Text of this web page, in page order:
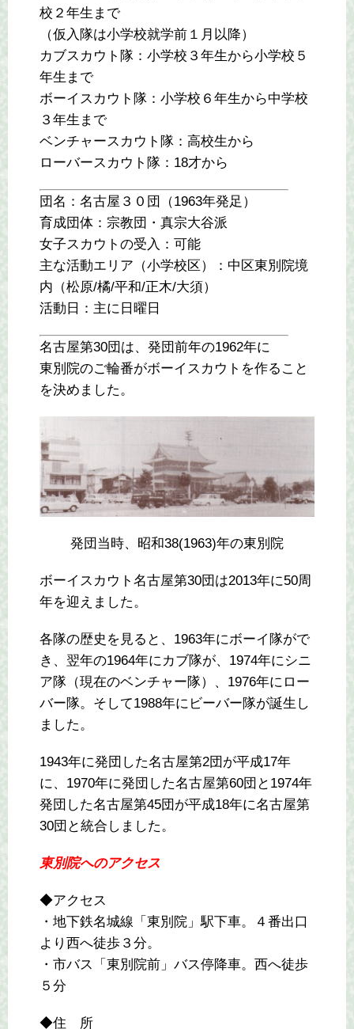
校２年生まで
（仮入隊は小学校就学前１月以降）
カブスカウト隊：小学校３年生から小学校５
年生まで
ボーイスカウト隊：小学校６年生から中学校
３年生まで
ベンチャースカウト隊：高校生から
ローバースカウト隊：18才から
団名：名古屋３０団（1963年発足）
育成団体：宗教団・真宗大谷派
女子スカウトの受入：可能
主な活動エリア（小学校区）：中区東別院境
内（松原/橘/平和/正木/大須）
活動日：主に日曜日
名古屋第30団は、発団前年の1962年に
東別院のご輪番がボーイスカウトを作ること
を決めました。
発団当時、昭和38(1963)年の東別院
ボーイスカウト名古屋第30団は2013年に50周
年を迎えました。
各隊の歴史を見ると、1963年にボーイ隊がで
き、翌年の1964年にカブ隊が、1974年にシニ
ア隊（現在のベンチャー隊）、1976年にロー
バー隊。そして1988年にビーバー隊が誕生し
ました。
1943年に発団した名古屋第2団が平成17年
に、1970年に発団した名古屋第60団と1974年
発団した名古屋第45団が平成18年に名古屋第
30団と統合しました。
東別院へのアクセス
◆アクセス
・地下鉄名城線「東別院」駅下車。４番出口
より西へ徒歩３分。
・市バス「東別院前」バス停降車。西へ徒歩
５分
◆住 所